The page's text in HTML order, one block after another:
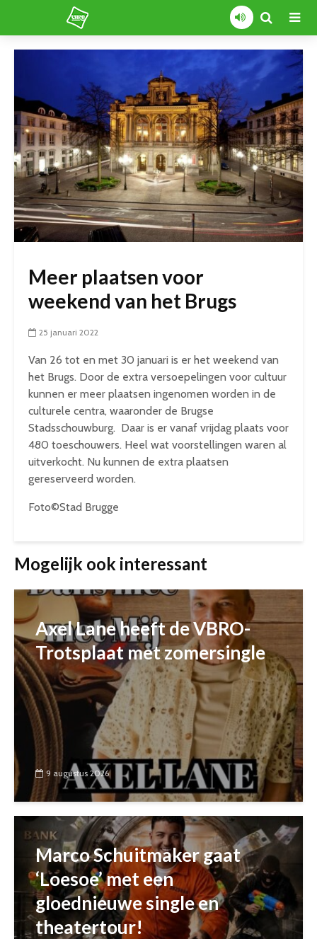
Meer plaatsen voor
weekend van het Brugs
25 januari 2022
Van 26 tot en met 30 januari is er het weekend van
het Brugs. Door de extra versoepelingen voor cultuur
kunnen er meer plaatsen ingenomen worden in de
culturele centra, waaronder de Brugse
Stadsschouwburg. Daar is er vanaf vrijdag plaats voor
480 toeschouwers. Heel wat voorstellingen waren al
uitverkocht. Nu kunnen de extra plaatsen
gereserveerd worden.
Foto©Stad Brugge
Mogelijk ook interessant
Axel Lane heeft de VBRO-
Trotsplaat met zomersingle
9 augustus 2026
Marco Schuitmaker gaat
‘Loesoe’ met een
gloednieuwe single en
theatertour!